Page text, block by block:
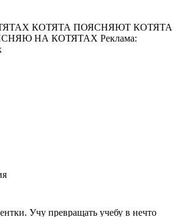
КОТЯТА ПОЯСНЯЮТ КОТЯТА
НА КОТЯТАХ Реклама:
Учу превращать учебу в нечто